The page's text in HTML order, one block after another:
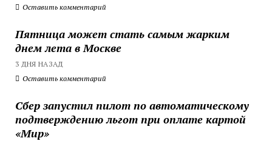
Оставить комментарий
Пятница может стать самым жарким
днем лета в Москве
3 ДНЯ НАЗАД
Оставить комментарий
Сбер запустил пилот по автоматическому
подтверждению льгот при оплате картой
«Мир»